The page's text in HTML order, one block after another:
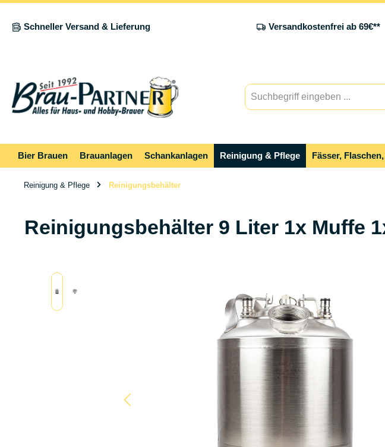
Schneller Versand & Lieferung
Versandkostenfrei ab 69€**
Bier Brauen Brauanlagen Schankanlagen Reinigung & Pflege Fässer,
Reinigung & Pflege Reinigungsbehälter
Reinigungsbehälter 9 Liter 1x Muffe
Bildergalerie überspringen